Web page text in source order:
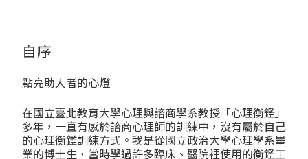
自序
點亮助人者的心燈
在國立臺北教育大學心理與諮商學系教授「心理衡鑑」
多年，一直有感於諮商心理師的訓練中，沒有屬於自己
的心理衡鑑訓練方式。我是從國立政治大學心理學系畢
業的博士生，當時學過許多臨床、醫院裡使用的衡鑑工